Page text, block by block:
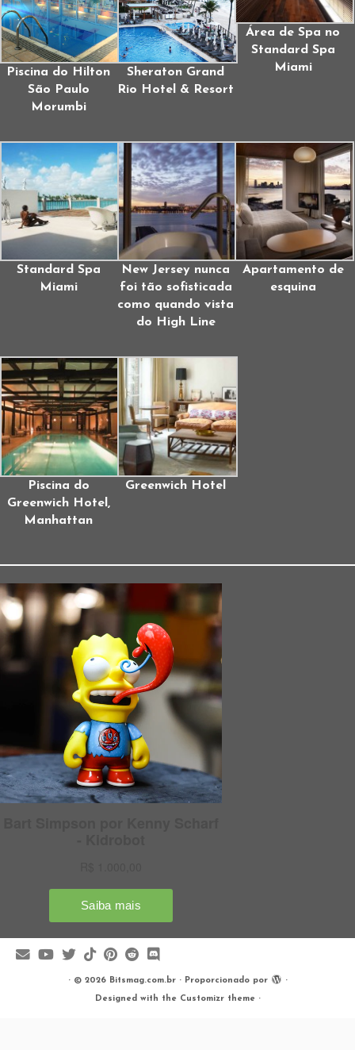
Piscina do Hilton
São Paulo
Morumbi
Sheraton Grand
Rio Hotel & Resort
Área de Spa no
Standard Spa
Miami
Standard Spa
Miami
New Jersey nunca
foi tão sofisticada
como quando vista
do High Line
Apartamento de
esquina
Piscina do
Greenwich Hotel,
Manhattan
Greenwich Hotel
· © 2026 Bitsmag.com.br· Proporcionado por ·
Designed with the Customizr theme ·